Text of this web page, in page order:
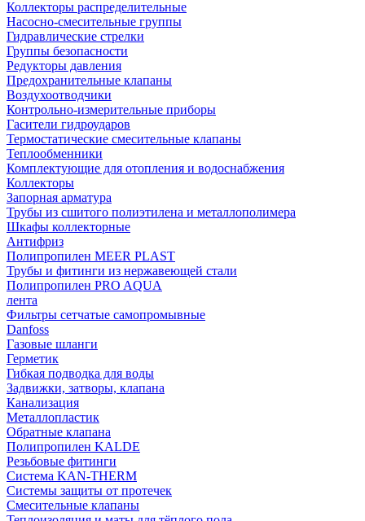
Коллекторы распределительные
Насосно-смесительные группы
Гидравлические стрелки
Группы безопасности
Редукторы давления
Предохранительные клапаны
Воздухоотводчики
Контрольно-измерительные приборы
Гасители гидроударов
Термостатические смесительные клапаны
Теплообменники
Комплектующие для отопления и водоснабжения
Коллекторы
Запорная арматура
Трубы из сшитого полиэтилена и металлополимера
Шкафы коллекторные
Антифриз
Полипропилен MEER PLAST
Трубы и фитинги из нержавеющей стали
Полипропилен PRO AQUA
лента
Фильтры сетчатые самопромывные
Danfoss
Газовые шланги
Герметик
Гибкая подводка для воды
Задвижки, затворы, клапана
Канализация
Металлопластик
Обратные клапана
Полипропилен KALDE
Резьбовые фитинги
Система KAN-THERM
Системы защиты от протечек
Смесительные клапаны